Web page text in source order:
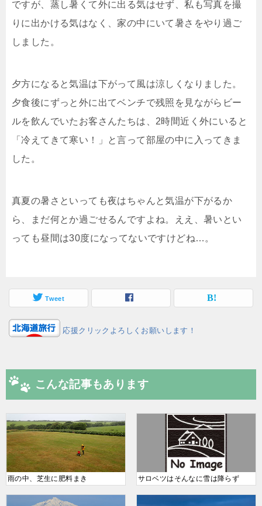
ですが、蒸し暑くて外に出る気はせず、私も写真を撮
りに出かける気はなく、家の中にいて暑さをやり過ご
しました。
夕方になると気温は下がって風は涼しくなりました。
夕食後にずっと外に出てベンチで残照を見ながらビー
ルを飲んでいたお客さんたちは、2時間近く外にいると
「冷えてきて寒い！」と言って部屋の中に入ってきま
した。
真夏の暑さといっても夜はちゃんと気温が下がるか
ら、まだ何とか過ごせるんですよね。ええ、暑いとい
っても昼間は30度になってないですけどね…。
Tweet
応援クリックよろしくお願いします！
こんな記事もあります
雨の中、芝生に肥料まき サロベツはそんなに雪は降らず